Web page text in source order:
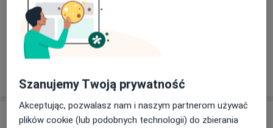
Konsultacja dermatologiczna
120 zł Szczegóły
Adres
Szanujemy Twoją prywatność
Akceptując, pozwalasz nam i naszym partnerom używać
plików cookie (lub podobnych technologii) do zbierania